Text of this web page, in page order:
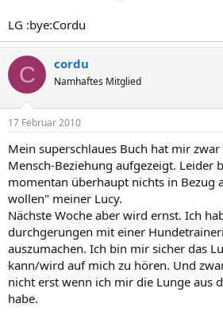
LG :bye:Cordu
C cordu
Namhaftes Mitglied
17 Februar 2010
Mein superschlaues Buch hat mir
Mensch-Beziehung aufgezeigt. Leider
momentan überhaupt nichts in Bezug
wollen" meiner Lucy.
Nächste Woche aber wird ernst. Ich
durchgerungen mit einer
auszumachen. Ich bin mir sicher das
kann/wird auf mich zu hören. Und
nicht erst wenn ich mir die Lunge aus
habe.